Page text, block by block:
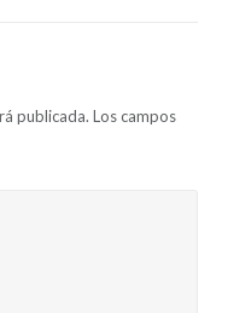
publicada. Los campos